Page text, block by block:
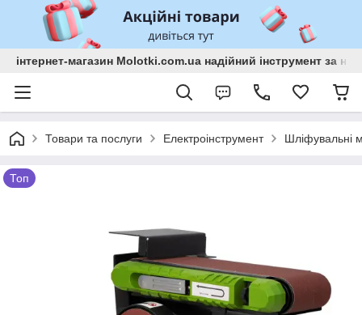
інтернет-магазин Molotki.com.ua надійний інструмент за
Товари та послуги Електроінструмент Шліфувальні
Топ